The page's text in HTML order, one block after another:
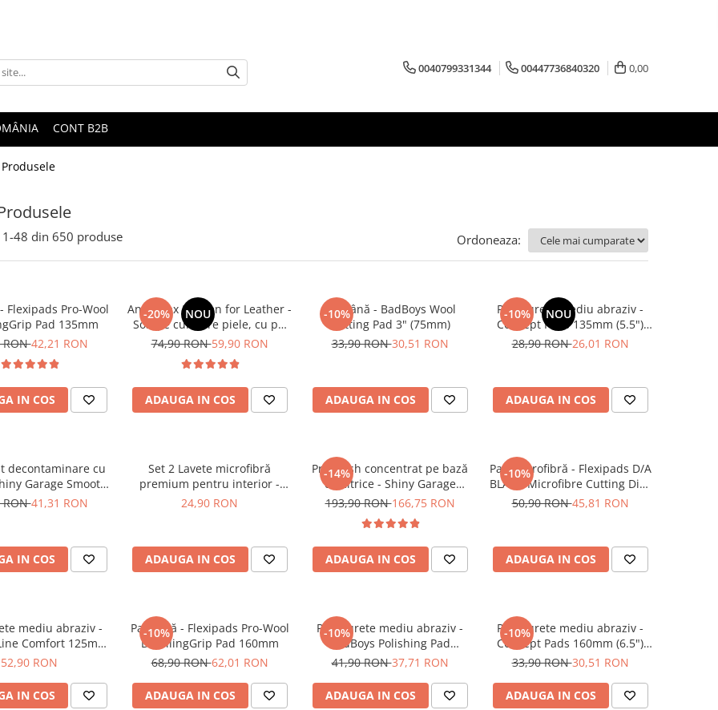
0040799331344 00447736840320 0,00
CONT B2B
1-48 din 650 produse Ordoneaza:
Flexipads Pro-Wool
Pad 135mm
RON42,21 RON
IN COS
-20% NOU
Angelwax Heaven for Leather -
Soluție curățare piele, cu pH
neutru (500ml)
74,90 RON59,90 RON
ADAUGA IN COS
-10%
Pad lână - BadBoys Wool
Cutting Pad 3" (75mm)
33,90 RON30,51 RON
ADAUGA IN COS
-10% NOU
Pad burete mediu abraziv -
Concept Pads 135mm (5.5")
Yellow Polishing Pad
28,90 RON26,01 RON
ADAUGA IN COS
decontaminare cu
Garage Smooth
Lube (500ml)
RON41,31 RON
IN COS
Set 2 Lavete microfibră
premium pentru interior -
Premium Microfibres 400gsm
24,90 RON
ADAUGA IN COS
-14%
Pre-wash concentrat pe bază
de citrice - Shiny Garage
Citrus Infused TFR (5L)
193,90 RON166,75 RON
ADAUGA IN COS
-10%
Pad microfibră - Flexipads D/A
BLACK Microfibre Cutting Disc
5" (125mm)
50,90 RON45,81 RON
ADAUGA IN COS
mediu abraziv -
Comfort 125mm
Polishing
52,90 RON
IN COS
-10%
Pad lână - Flexipads Pro-Wool
DetailingGrip Pad 160mm
68,90 RON62,01 RON
ADAUGA IN COS
-10%
Pad burete mediu abraziv -
BadBoys Polishing Pad
130/150mm
41,90 RON37,71 RON
ADAUGA IN COS
-10%
Pad burete mediu abraziv -
Concept Pads 160mm (6.5")
Orange Medium-Cut Pad
33,90 RON30,51 RON
ADAUGA IN COS